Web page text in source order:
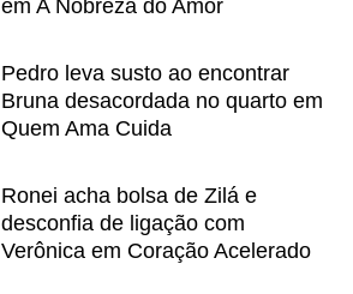
em A Nobreza do Amor
Pedro leva susto ao encontrar
Bruna desacordada no quarto em
Quem Ama Cuida
Ronei acha bolsa de Zilá e
desconfia de ligação com
Verônica em Coração Acelerado